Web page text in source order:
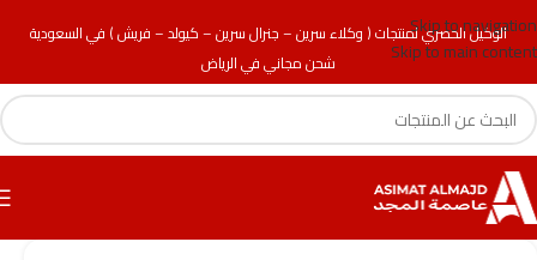
الوكيل الحصري لمنتجات ( وكلاء سرين – جنرال سرين – كيولد – فريش ) في السعودية
شحن مجاني في الرياض
Skip to navigation
Skip to main content